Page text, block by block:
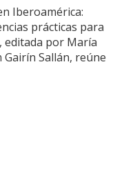
Iberoamérica:
prácticas para
editada por María
Sallán, reúne